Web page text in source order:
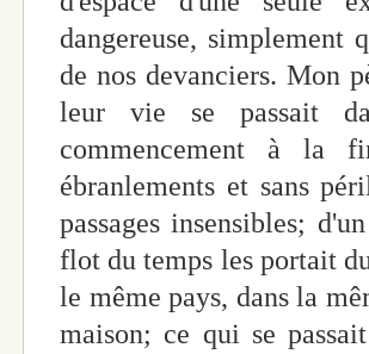
dangereuse, simplement
de nos devanciers. Mon
leur vie se passait
commencement à la
ébranlements et sans
passages insensibles;
flot du temps les portait
le même pays, dans la
maison; ce qui se